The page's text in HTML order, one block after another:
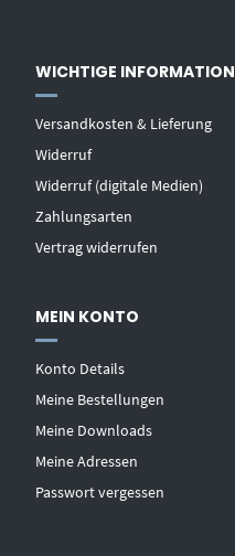
WICHTIGE INFORMATION
Versandkosten & Lieferung
Widerruf
Widerruf (digitale Medien)
Zahlungsarten
Vertrag widerrufen
MEIN KONTO
Konto Details
Meine Bestellungen
Meine Downloads
Meine Adressen
Passwort vergessen